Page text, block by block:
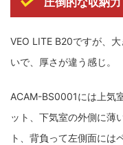
VEO LITE B20ですが、
いで、厚さが違う感じ。
ACAM-BS0001には上気
ット、下気室の外側に薄
ト、背負って左側面には